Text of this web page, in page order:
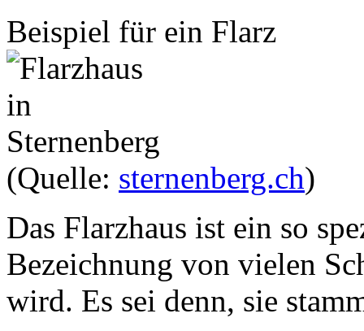
Beispiel für ein Flarz
(Quelle: sternenberg.ch)
Das Flarzhaus ist ein so
Bezeichnung von vielen
wird. Es sei denn, sie